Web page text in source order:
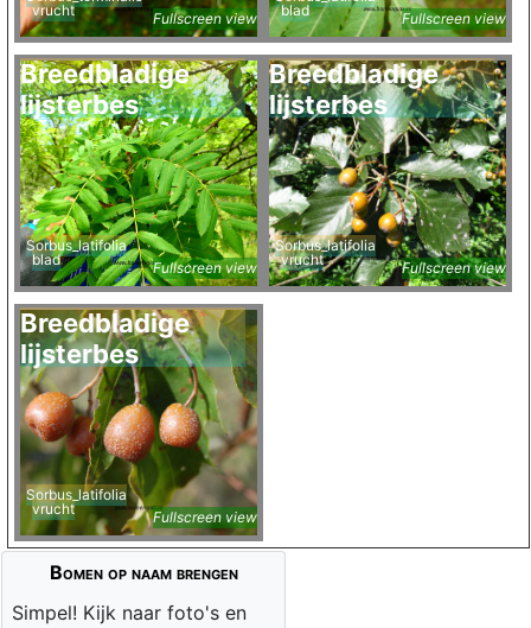
vrucht
Fullscreen view
blad
Fullscreen view
Breedbladige
lijsterbes
Sorbus_latifolia
blad
Fullscreen view
Breedbladige
lijsterbes
Sorbus_latifolia
vrucht
Fullscreen view
Breedbladige
lijsterbes
Sorbus_latifolia
vrucht
Fullscreen view
Bomen op naam brengen
Simpel! Kijk naar foto's en